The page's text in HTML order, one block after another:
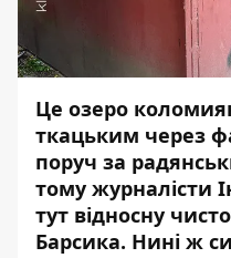
Це озеро
ткацьким через
поруч за
тому журналісти
тут відносну
Барсика. Нині ж